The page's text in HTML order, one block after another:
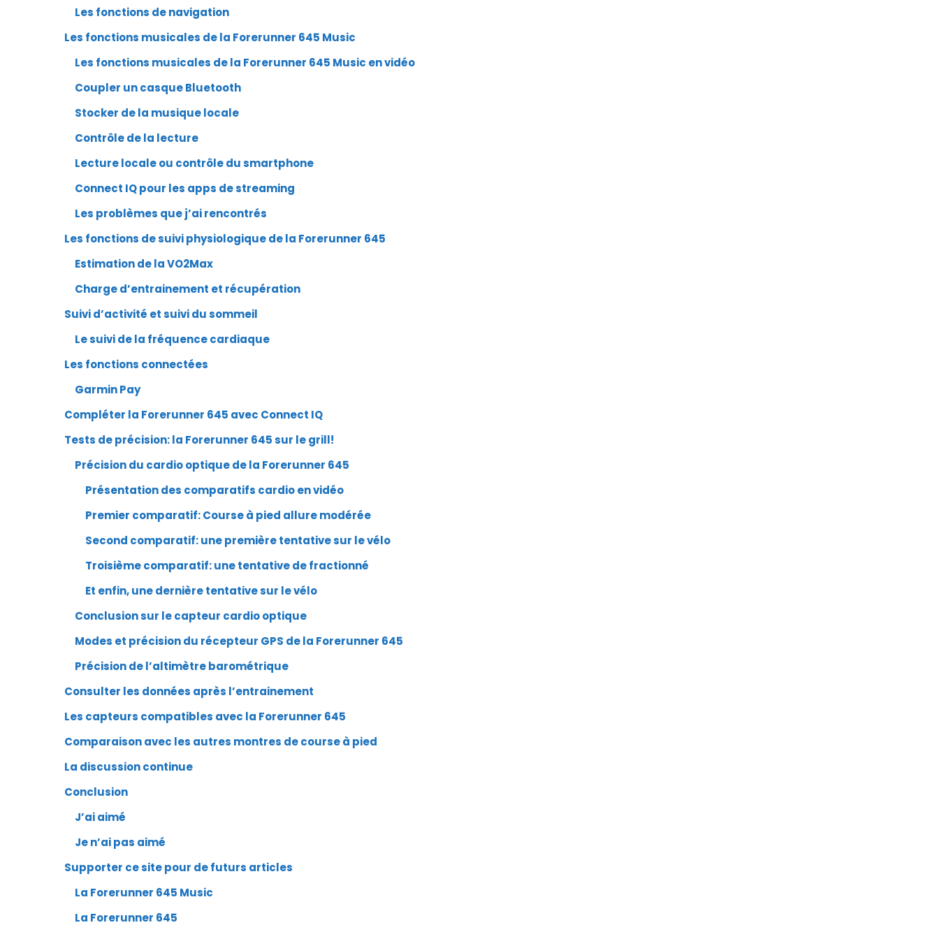
Les fonctions de navigation
Les fonctions musicales de la Forerunner 645 Music
Les fonctions musicales de la Forerunner 645 Music en vidéo
Coupler un casque Bluetooth
Stocker de la musique locale
Contrôle de la lecture
Lecture locale ou contrôle du smartphone
Connect IQ pour les apps de streaming
Les problèmes que j’ai rencontrés
Les fonctions de suivi physiologique de la Forerunner 645
Estimation de la VO2Max
Charge d’entrainement et récupération
Suivi d’activité et suivi du sommeil
Le suivi de la fréquence cardiaque
Les fonctions connectées
Garmin Pay
Compléter la Forerunner 645 avec Connect IQ
Tests de précision: la Forerunner 645 sur le grill!
Précision du cardio optique de la Forerunner 645
Présentation des comparatifs cardio en vidéo
Premier comparatif: Course à pied allure modérée
Second comparatif: une première tentative sur le vélo
Troisième comparatif: une tentative de fractionné
Et enfin, une dernière tentative sur le vélo
Conclusion sur le capteur cardio optique
Modes et précision du récepteur GPS de la Forerunner 645
Précision de l’altimètre barométrique
Consulter les données après l’entrainement
Les capteurs compatibles avec la Forerunner 645
Comparaison avec les autres montres de course à pied
La discussion continue
Conclusion
J’ai aimé
Je n’ai pas aimé
Supporter ce site pour de futurs articles
La Forerunner 645 Music
La Forerunner 645